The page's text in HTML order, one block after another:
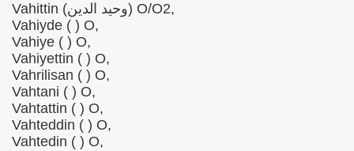
Vahittin (وحید الدین) O/O2,
Vahiyde ( ) O,
Vahiye ( ) O,
Vahiyettin ( ) O,
Vahrilisan ( ) O,
Vahtani ( ) O,
Vahtattin ( ) O,
Vahteddin ( ) O,
Vahtedin ( ) O,
der Schweriner Seniorenakademie